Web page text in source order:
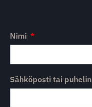
Nimi
Sähköposti tai puhelin